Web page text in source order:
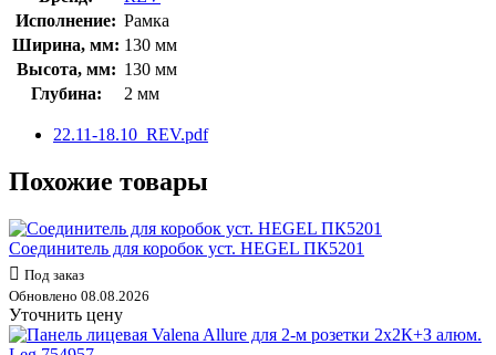
Исполнение: Рамка
Ширина, мм: 130 мм
Высота, мм: 130 мм
Глубина:
2 мм
22.11-18.10_REV.pdf
Похожие товары
Соединитель для коробок уст. HEGEL ПК5201
Под заказ
Обновлено 08.08.2026
Уточнить цену